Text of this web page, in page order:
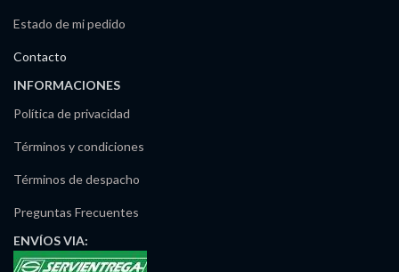
Estado de mi pedido
Contacto
INFORMACIONES
Política de privacidad
Términos y condiciones
Términos de despacho
Preguntas Frecuentes
ENVÍOSVIA: